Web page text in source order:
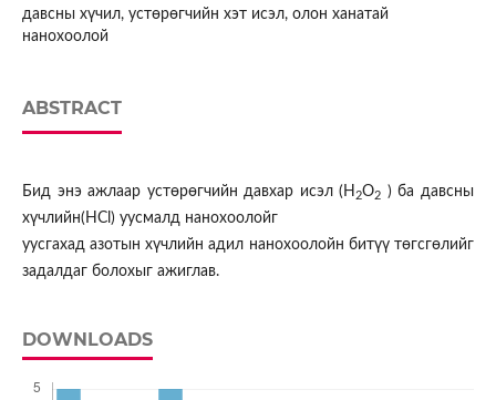
давсны хүчил, устөрөгчийн хэт исэл, олон ханатай
нанохоолой
ABSTRACT
Бид энэ ажлаар устөрөгчийн давхар исэл (H 2O2
) ба давсны
хүчлийн(HCl) уусмалд нанохоолойг
уусгахад азотын хүчлийн адил нанохоолойн битүү төгсгөлийг
задалдаг болохыг ажиглав.
DOWNLOADS